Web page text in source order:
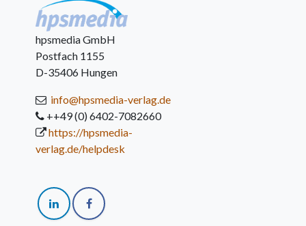
hpsmedia GmbH
Postfach 1155
D-35406 Hungen
info@hpsmedia-verlag.de
++49 (0) 6402-7082660
https://hpsmedia-
verlag.de/helpdesk